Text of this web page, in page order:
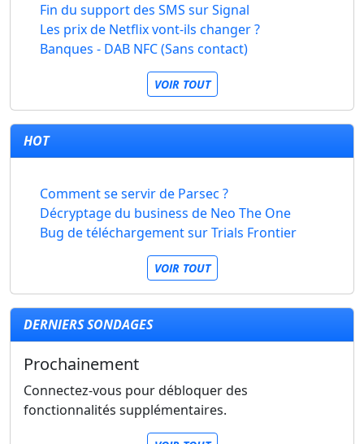
Fin du support des SMS sur Signal
Les prix de Netflix vont-ils changer ?
Banques - DAB NFC (Sans contact)
VOIR TOUT
HOT
Comment se servir de Parsec ?
Décryptage du business de Neo The One
Bug de téléchargement sur Trials Frontier
VOIR TOUT
DERNIERS SONDAGES
Prochainement
Connectez-vous pour débloquer des
fonctionnalités supplémentaires.